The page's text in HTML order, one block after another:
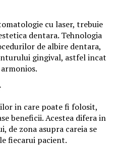
cu laser, trebuie
dentara. Tehnologia
de albire dentara,
gingival, astfel incat
in care poate fi folosit,
beneficii. Acestea difera in
zona asupra careia se
fiecarui pacient.